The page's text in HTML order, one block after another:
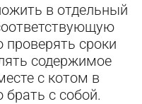
в отдельный
проверять сроки
содержимое
с котом в
брать с собой.